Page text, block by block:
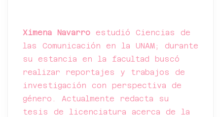
Ximena Navarro estudió Ciencias de
las Comunicación en la UNAM; durante
su estancia en la facultad buscó
realizar reportajes y trabajos de
investigación con perspectiva de
género. Actualmente redacta su
tesis de licenciatura acerca de la